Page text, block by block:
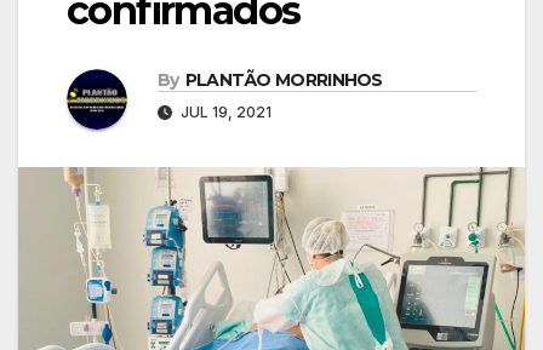
confirmados
By PLANTÃO MORRINHOS
JUL 19, 2021